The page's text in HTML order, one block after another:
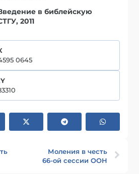
в библейскую
2011
0645
Моления в честь
66-ой сессии ООН